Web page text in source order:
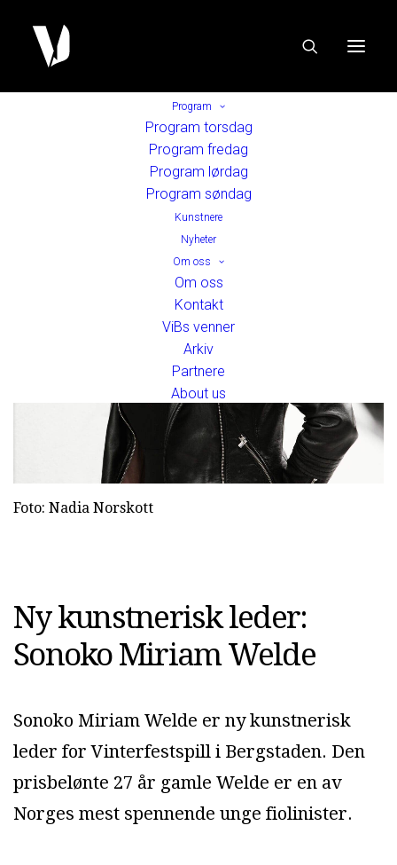
Program
Program torsdag
Program fredag
Program lørdag
Program søndag
Kunstnere
Nyheter
Om oss
Om oss
Kontakt
ViBs venner
Arkiv
Partnere
About us
Foto: Nadia Norskott
Ny kunstnerisk leder:
Sonoko Miriam Welde
Sonoko Miriam Welde er ny kunstnerisk
leder for Vinterfestspill i Bergstaden. Den
prisbelønte 27 år gamle Welde er en av
Norges mest spennende unge fiolinister.